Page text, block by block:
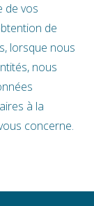
de vos
de
lorsque nous
nous
à la
concerne.